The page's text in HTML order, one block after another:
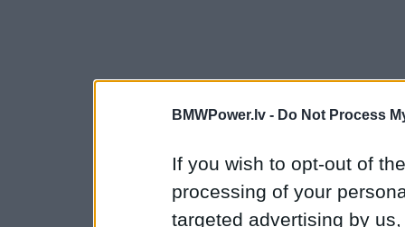
BMWPower.lv - Do Not Process
If you wish to opt-out of
processing of your
targeted advertising by